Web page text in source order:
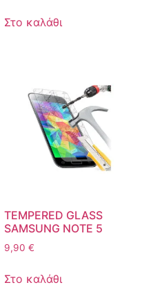
Στο καλάθι
TEMPERED GLASS
SAMSUNG NOTE 5
9,90 €
Στο καλάθι